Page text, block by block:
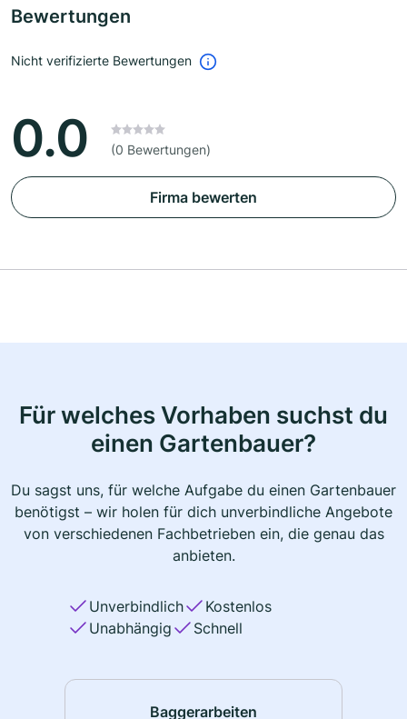
Bewertungen
Nicht verifizierte Bewertungen
0.0 (0 Bewertungen)
Firma bewerten
Für welches Vorhaben suchst du
einen Gartenbauer?
Du sagst uns, für welche Aufgabe du einen Gartenbauer
benötigst – wir holen für dich unverbindliche Angebote
von verschiedenen Fachbetrieben ein, die genau das
anbieten.
Unverbindlich
Kostenlos
Unabhängig
Schnell
Baggerarbeiten